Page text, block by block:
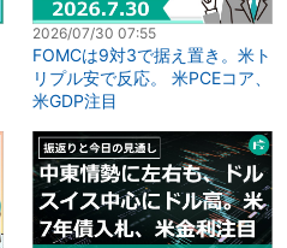
2026/07/30 07:55
FOMCは9対3で据え置き。米ト
リプル安で反応。 米PCEコア、
米GDP注目